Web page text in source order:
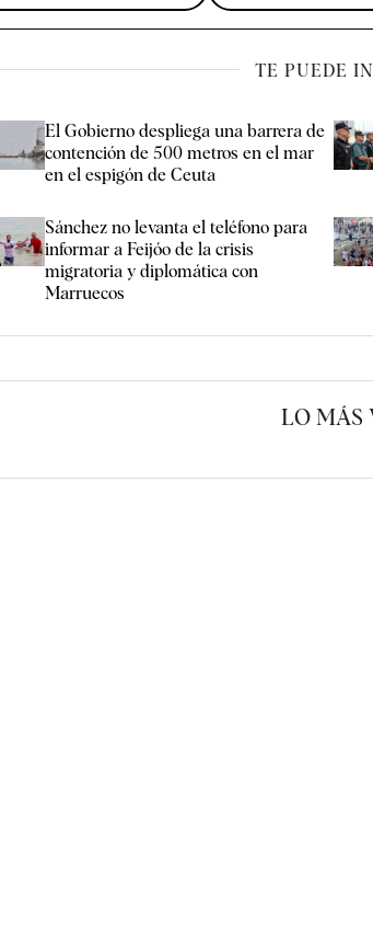
TE PUEDE
El Gobierno despliega una barrera de
contención de 500 metros en el mar
en el espigón de Ceuta
Sánchez no levanta el teléfono para
informar a Feijóo de la crisis
migratoria y diplomática con
Marruecos
LO MÁS